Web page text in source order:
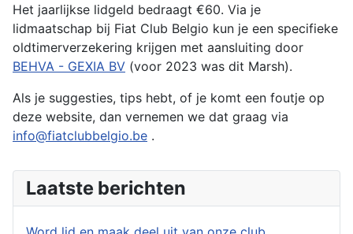
Het jaarlijkse lidgeld bedraagt ​​€60. Via je
lidmaatschap bij Fiat Club Belgio kun je een specifieke
oldtimerverzekering krijgen met aansluiting door
BEHVA - GEXIA BV (voor 2023 was dit Marsh).
Als je suggesties, tips hebt, of je komt een foutje op
deze website, dan vernemen we dat graag via
info@fiatclubbelgio.be .
Laatste berichten